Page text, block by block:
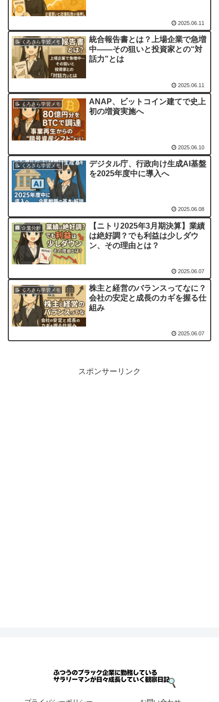
2025.06.11
📝 くろさら学習メモ
統合報告書とは？上場企業で急増
中――その狙いと投資家との“対
話力”とは
2025.06.11
📝 くろさら学習メモ
ANAP、ビットコイン建てで史上
初の増資実施へ
2025.06.10
📝 くろさら学習メモ
デジタル庁、行政向け生成AI基盤
を2025年度中に導入へ
2025.06.08
🏢 企業分析
【ニトリ2025年3月期決算】業績
は絶好調？でも利益は少しダウ
ン、その理由とは？
2025.06.07
📝 くろさら学習メモ
株主と経営のバランスってなに？
会社の安定と成長のカギを握る仕
組み
2025.06.07
スポンサーリンク